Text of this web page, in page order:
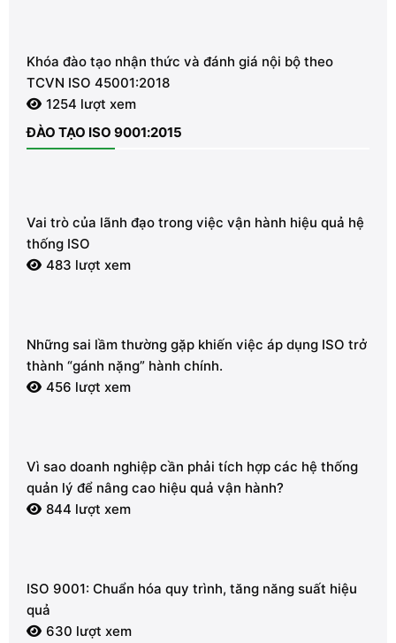
Khóa đào tạo nhận thức và đánh giá nội bộ theo
TCVN ISO 45001:2018
1254 lượt xem
ĐÀO TẠO ISO 9001:2015
Vai trò của lãnh đạo trong việc vận hành hiệu quả hệ
thống ISO
483 lượt xem
Những sai lầm thường gặp khiến việc áp dụng ISO trở
thành “gánh nặng” hành chính.
456 lượt xem
Vì sao doanh nghiệp cần phải tích hợp các hệ thống
quản lý để nâng cao hiệu quả vận hành?
844 lượt xem
ISO 9001: Chuẩn hóa quy trình, tăng năng suất hiệu
quả
630 lượt xem